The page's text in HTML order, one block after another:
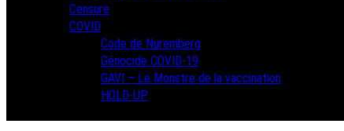
Censure
COVID
Code de Nuremberg
Génocide COVID-19
GAVI – Le Monstre de la vaccination
HOLD-UP